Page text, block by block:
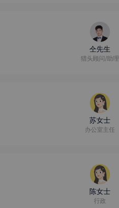
仝先生
猎头顾问/助理
苏女士
办公室主任
陈女士
行政